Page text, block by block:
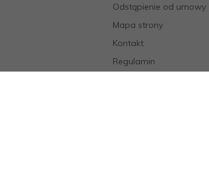
Odstąpienie od umowy
Mapa strony
Kontakt
Regulamin